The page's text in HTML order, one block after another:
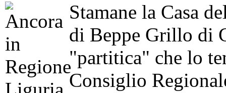
Stamane la Casa
di Beppe Grillo di
"partitica" che lo
Consiglio